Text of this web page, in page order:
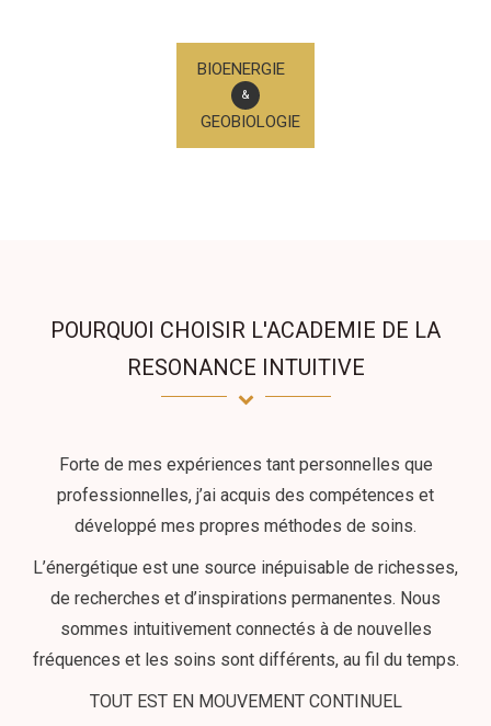
BIOENERGIE
&
GEOBIOLOGIE
POURQUOI CHOISIR L'ACADEMIE DE LA
RESONANCE INTUITIVE
Forte de mes expériences tant personnelles que
professionnelles, j’ai acquis des compétences et
développé mes propres méthodes de soins.
L’énergétique est une source inépuisable de richesses,
de recherches et d’inspirations permanentes. Nous
sommes intuitivement connectés à de nouvelles
fréquences et les soins sont différents, au fil du temps.
TOUT EST EN MOUVEMENT CONTINUEL